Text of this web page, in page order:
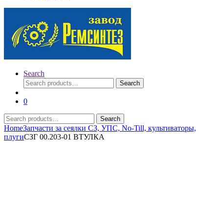
Search
Search
for:
Search
0
Search
for:
Search
HomeЗапчасти за сеялки СЗ, УПС, No-Till, культиваторы,
плугиСЗГ 00.203-01 ВТУЛКА